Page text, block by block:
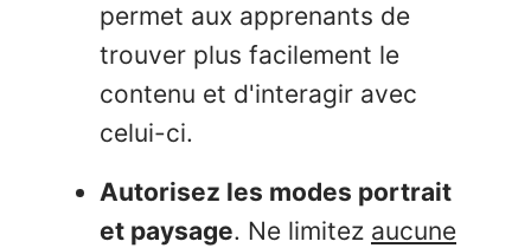
permet aux apprenants de
trouver plus facilement le
contenu et d'interagir avec
celui-ci.
Autorisez les modes portrait
et paysage. Ne limitez aucune